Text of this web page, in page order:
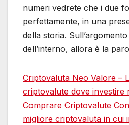
numeri vedrete che i due
perfettamente, in una
della storia.
dell’interno, allora è la
Criptovaluta Neo Valore –
сriptovalute dove investire
Comprare Criptovalute
migliore criptovaluta in cui